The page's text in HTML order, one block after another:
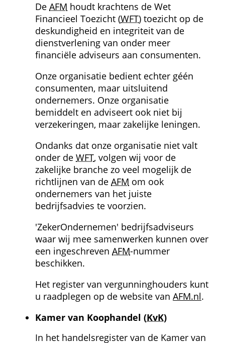
De AFM houdt krachtens de Wet
Financieel Toezicht (WFT) toezicht op de
deskundigheid en integriteit van de
dienstverlening van onder meer
financiële adviseurs aan consumenten.
Onze organisatie bedient echter géén
consumenten, maar uitsluitend
ondernemers. Onze organisatie
bemiddelt en adviseert ook niet bij
verzekeringen, maar zakelijke leningen.
Ondanks dat onze organisatie niet valt
onder de WFT, volgen wij voor de
zakelijke branche zo veel mogelijk de
richtlijnen van de AFM om ook
ondernemers van het juiste
bedrijfsadvies te voorzien.
'ZekerOndernemen' bedrijfsadviseurs
waar wij mee samenwerken kunnen over
een ingeschreven AFM-nummer
beschikken.
Het register van vergunninghouders kunt
u raadplegen op de website van AFM.nl.
Kamer van Koophandel (KvK)
In het handelsregister van de Kamer van